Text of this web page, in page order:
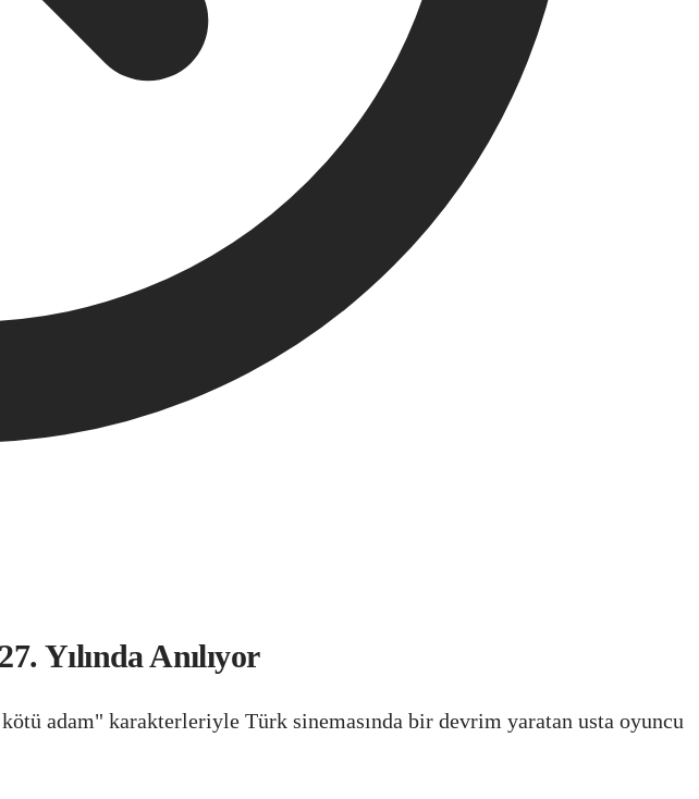
Yılında Anılıyor
adam" karakterleriyle Türk sinemasında bir devrim yaratan usta oyuncu